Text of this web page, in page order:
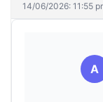
14/06/2026: 11:55
A